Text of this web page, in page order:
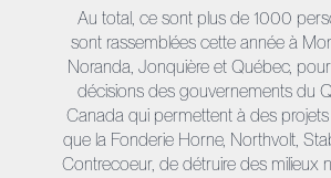
Au total, ce sont plus de 1000
sont rassemblées cette année à
Noranda, Jonquière et Québec,
décisions des gouvernements du
Canada qui permettent à des projets
que la Fonderie Horne, Northvolt,
Contrecoeur, de détruire des milieux